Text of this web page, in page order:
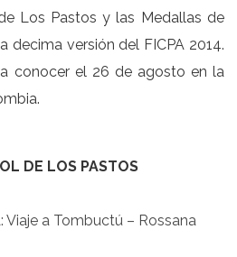
Los Pastos y las Medallas de
decima versión del FICPA 2014.
conocer el 26 de agosto en la
DE LOS PASTOS
Viaje a Tombuctú – Rossana